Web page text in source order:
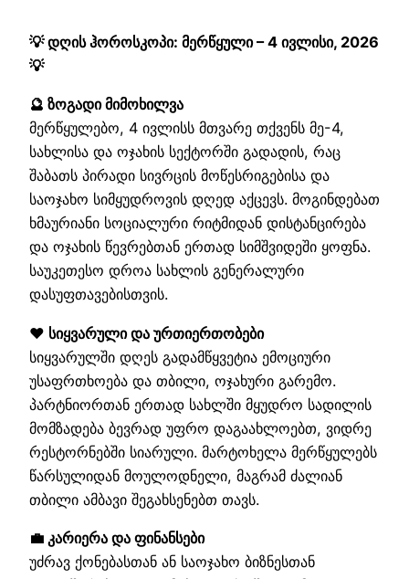
💡 დღის ჰოროსკოპი: მერწყული – 4 ივლისი, 2026
💡
🔮 ზოგადი მიმოხილვა
მერწყულებო, 4 ივლისს მთვარე თქვენს მე-4,
სახლისა და ოჯახის სექტორში გადადის, რაც
შაბათს პირადი სივრცის მოწესრიგებისა და
საოჯახო სიმყუდროვის დღედ აქცევს. მოგინდებათ
ხმაურიანი სოციალური რიტმიდან დისტანცირება
და ოჯახის წევრებთან ერთად სიმშვიდეში ყოფნა.
საუკეთესო დროა სახლის გენერალური
დასუფთავებისთვის.
❤️ სიყვარული და ურთიერთობები
სიყვარულში დღეს გადამწყვეტია ემოციური
უსაფრთხოება და თბილი, ოჯახური გარემო.
პარტნიორთან ერთად სახლში მყუდრო სადილის
მომზადება ბევრად უფრო დაგაახლოებთ, ვიდრე
რესტორნებში სიარული. მარტოხელა მერწყულებს
წარსულიდან მოულოდნელი, მაგრამ ძალიან
თბილი ამბავი შეგახსენებთ თავს.
💼 კარიერა და ფინანსები
უძრავ ქონებასთან ან საოჯახო ბიზნესთან